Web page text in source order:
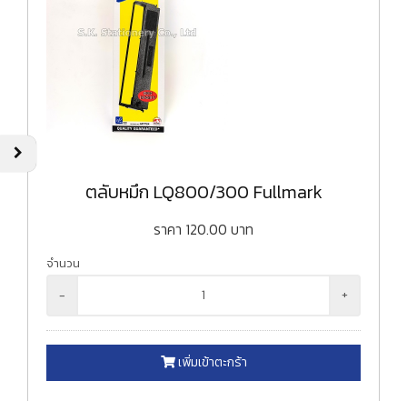
ตลับหมึก LQ800/300 Fullmark
ราคา 120.00 บาท
จำนวน
- +
เพิ่มเข้าตะกร้า